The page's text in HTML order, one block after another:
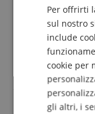
La revisione
come segue:
negozio
acquistato il
valutazione
Per offrirti
sul nostro
include
cookie per
gli altri, i